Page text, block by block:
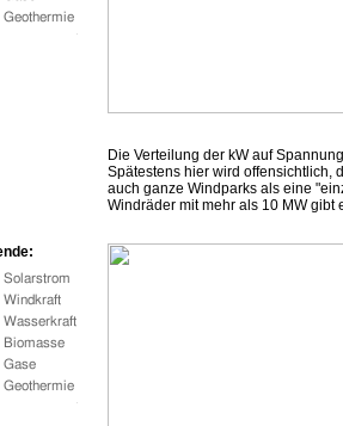
Die Verteilung der kW auf
Spätestens hier wird offensichtlich,
auch ganze Windparks als eine
Windräder mit mehr als 10 MW gibt